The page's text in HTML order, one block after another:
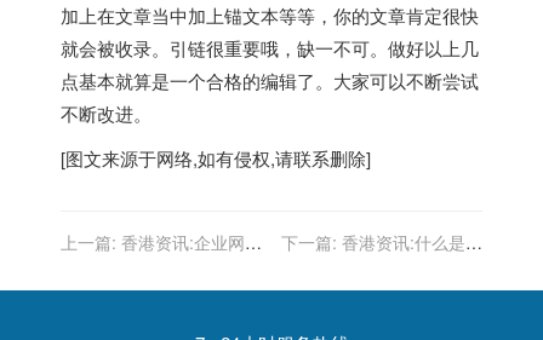
加上在文章当中加上锚文本等等，你的文章肯定很快
就会被收录。引链很重要哦，缺一不可。做好以上几
点基本就算是一个合格的编辑了。大家可以不断尝试
不断改进。
[图文来源于网络,如有侵权,请联系删除]
上一篇: 香港资讯:企业网站
下一篇: 香港资讯:什么是文
文案策划3大落脚点